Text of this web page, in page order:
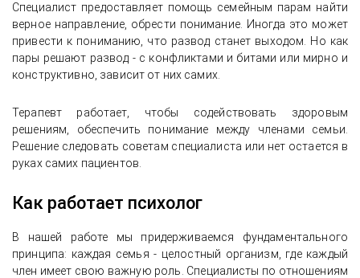
Специалист предоставляет помощь семейным парам найти
верное направление, обрести понимание. Иногда это может
привести к пониманию, что развод станет выходом. Но как
пары решают развод - с конфликтами и битами или мирно и
конструктивно, зависит от них самих.
Терапевт работает, чтобы содействовать здоровым
решениям, обеспечить понимание между членами семьи.
Решение следовать советам специалиста или нет остается в
руках самих пациентов.
Как работает психолог
В нашей работе мы придерживаемся фундаментального
принципа: каждая семья - целостный организм, где каждый
член имеет свою важную роль. Специалисты по отношениям